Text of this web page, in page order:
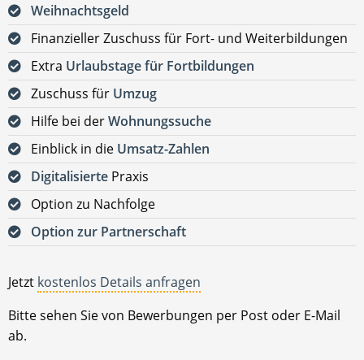
Weihnachtsgeld
Finanzieller Zuschuss für Fort- und Weiterbildungen
Extra Urlaubstage für Fortbildungen
Zuschuss für Umzug
Hilfe bei derWohnungssuche
Einblick in die Umsatz-Zahlen
Digitalisierte Praxis
Option zu Nachfolge
Option zur Partnerschaft
Jetzt kostenlos Details anfragen
Bitte sehen Sie von Bewerbungen per Post oder E-Mail
ab.